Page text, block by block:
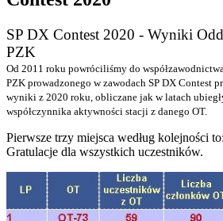
SP DX Contest 2020 - Wyniki
PZK
Od 2011 roku powróciliśmy do
PZK prowadzonego w zawodach SP DX Contest
wyniki z 2020 roku, obliczane jak w latach
współczynnika aktywności stacji z danego OT.
Pierwsze trzy miejsca według kolejności
Gratulacje dla wszystkich uczestników.